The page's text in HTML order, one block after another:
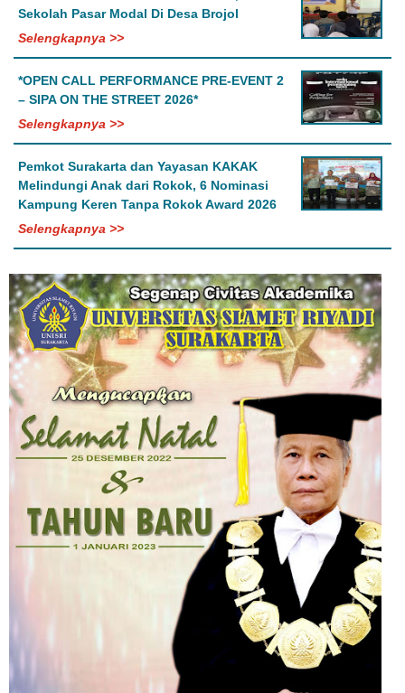
Sekolah Pasar Modal Di Desa Brojol
Selengkapnya >>
*OPEN CALL PERFORMANCE PRE-EVENT 2
– SIPA ON THE STREET 2026*
Selengkapnya >>
Pemkot Surakarta dan Yayasan KAKAK
Melindungi Anak dari Rokok, 6 Nominasi
Kampung Keren Tanpa Rokok Award 2026
Selengkapnya >>